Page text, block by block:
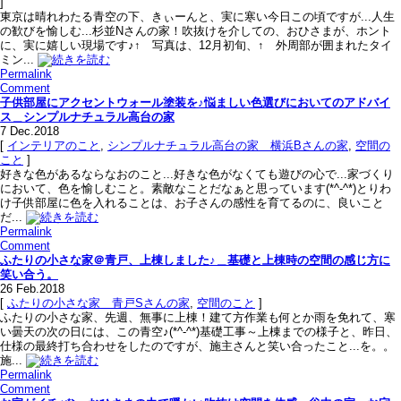
東京は晴れわたる青空の下、きぃーんと、実に寒い今日この頃ですが...人生
の歓びを愉しむ...杉並Nさんの家！吹抜けを介しての、おひさまが、ホント
に、実に嬉しい現場です♪↑ 写真は、12月初旬、↑ 外周部が囲まれたタイ
ミン...
Permalink
Comment
子供部屋にアクセントウォール塗装を♪悩ましい色選びにおいてのアドバイ
ス＿シンプルナチュラル高台の家
7 Dec.2018
[ インテリアのこと , シンプルナチュラル高台の家＿横浜Bさんの家, 空間の
こと ]
好きな色があるならなおのこと...好きな色がなくても遊びの心で...家づくり
において、色を愉しむこと。素敵なことだなぁと思っています(*^-^*)とりわ
け子供部屋に色を入れることは、お子さんの感性を育てるのに、良いこと
だ...
Permalink
Comment
ふたりの小さな家＠青戸、上棟しました♪＿基礎と上棟時の空間の感じ方に
笑い合う。
26 Feb.2018
[ ふたりの小さな家＿青戸Sさんの家, 空間のこと ]
ふたりの小さな家、先週、無事に上棟！建て方作業も何とか雨を免れて、寒
い曇天の次の日には、この青空♪(*^-^*)基礎工事～上棟までの様子と、昨日、
仕様の最終打ち合わせをしたのですが、施主さんと笑い合ったこと...を。。
施...
Permalink
Comment